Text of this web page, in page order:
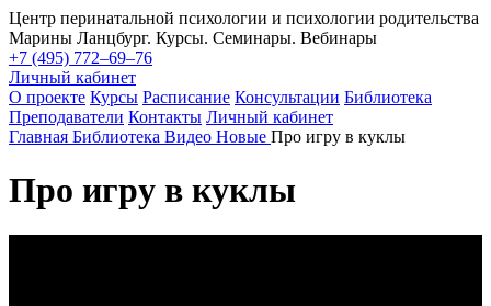
Центр перинатальной психологии и психологии родительства
Марины Ланцбург. Курсы. Семинары. Вебинары
+7 (495) 772–69–76
Личный кабинет
О проекте Курсы Расписание Консультации Библиотека
Преподаватели Контакты Личный кабинет
Главная Библиотека Видео Новые Про игру в куклы
Про игру в куклы